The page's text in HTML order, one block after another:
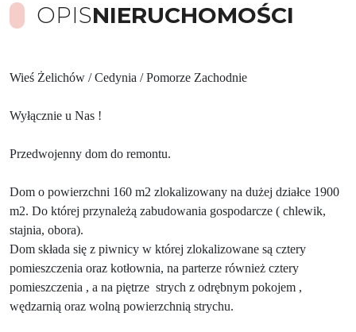
OPISNIERUCHOMOŚCI
Wieś Żelichów / Cedynia / Pomorze Zachodnie
Wyłącznie u Nas !
Przedwojenny dom do remontu.
Dom o powierzchni 160 m2 zlokalizowany na dużej działce 1900
m2. Do której przynależą zabudowania gospodarcze ( chlewik,
stajnia, obora).
Dom składa się z piwnicy w której zlokalizowane są cztery
pomieszczenia oraz kotłownia, na parterze również cztery
pomieszczenia , a na piętrze strych z odrębnym pokojem ,
wędzarnią oraz wolną powierzchnią strychu.